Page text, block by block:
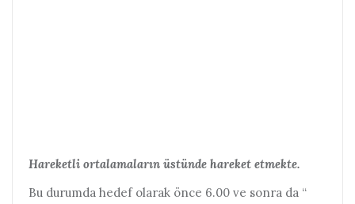
Hareketli ortalamaların üstünde hareket etmekte.
Bu durumda hedef olarak önce 6.00 ve sonra da “